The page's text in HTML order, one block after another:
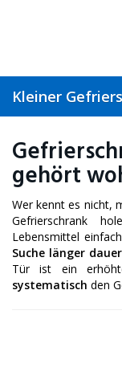
Kleiner
gehört
Wer kennt es nicht,
Gefrierschrank
Lebensmittel
Suche länger
Tür ist ein
systematisch den